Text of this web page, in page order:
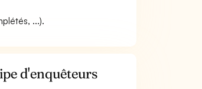
...).
d'enquêteurs